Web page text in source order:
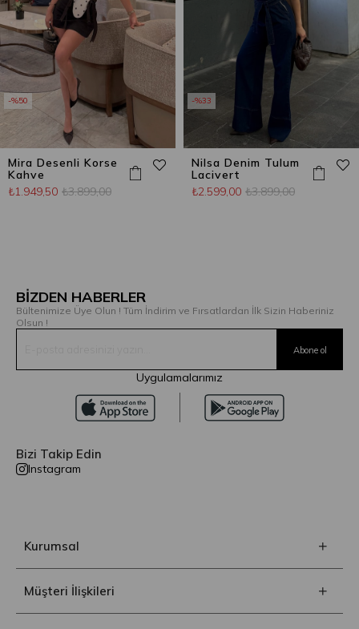
Mira Desenli Korse
Kahve
₺1.949,50 ₺3.899,00
%50
Nilsa Denim Tulum
Lacivert
₺2.599,00 ₺3.899,00
%33
BİZDEN HABERLER
Bültenimize Üye Olun ! Tüm İndirim ve Fırsatlardan İlk Sizin Haberiniz
Olsun !
Uygulamalarımız
Bizi Takip Edin
Instagram
Kurumsal
Müşteri İlişkileri